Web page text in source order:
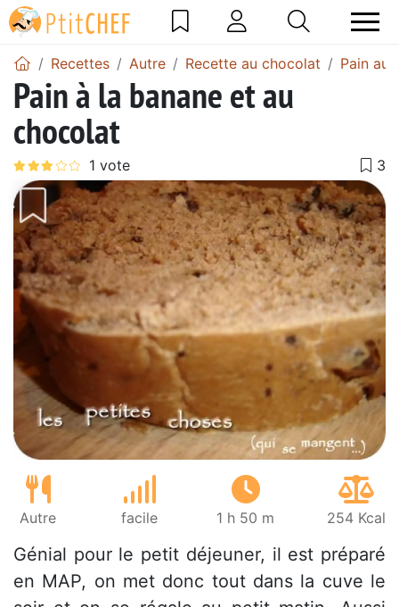
Recettes Autre Recette au chocolat Pain au
Pain à la banane et au
chocolat
Autre facile 1 h 50 m 254 Kcal
Génial pour le petit déjeuner, il est préparé
en MAP, on met donc tout dans la cuve le